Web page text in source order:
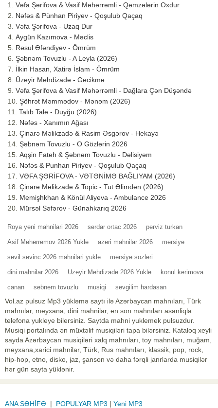
Vəfa Şərifova & Vasif Məhərrəmli - Qəmzələrin Oxdur
Nəfəs & Pünhan Piriyev - Qoşulub Qaçaq
Vəfa Şərifova - Uzaq Dur
Aygün Kazımova - Məclis
Rəsul Əfəndiyev - Ömrüm
Şəbnəm Tovuzlu - A Leyla (2026)
İlkin Hasan, Xatirə İslam - Ömrüm
Üzeyir Mehdizadə - Gecikmə
Vəfa Şərifova & Vasif Məhərrəmli - Dağlara Çən Düşəndə
Şöhrət Məmmədov - Mənəm (2026)
Talıb Tale - Duyğu (2026)
Nəfəs - Xanımın Ağası
Çinarə Məlikzadə & Rasim Əsgərov - Hekayə
Şəbnəm Tovuzlu - O Gözlərin 2026
Aqşin Fateh & Şəbnəm Tovuzlu - Dəlisiyəm
Nəfəs & Punhan Piriyev - Qoşulub Qaçaq
VƏFA ŞƏRİFOVA - VƏTƏNİMƏ BAĞLIYAM (2026)
Çinarə Məlikzade & Topic - Tut Əlimdən (2026)
Memişhkhan & Könül Aliyeva - Ambulance 2026
Mürsəl Səfərov - Günahkarıq 2026
Roya yeni mahnilari 2026 serdar ortac 2026 perviz turkan
Asif Meherremov 2026 Yukle azeri mahnilar 2026 mersiye
sevil sevinc 2026 mahnilari yukle mersiye sozleri
dini mahnilar 2026 Uzeyir Mehdizade 2026 Yukle konul kerimova
canan sebnem tovuzlu musiqi sevgilim hardasan
Vol.az pulsuz Mp3 yükləmə saytı ilə Azərbaycan mahnıları, Türk
mahnılar, meyxana, dini mahnilar, en son mahnıları asanliqla
telefona yukleye bilersiniz. Saytda mahni yuklemek pulsuzdur.
Musiqi portalında ən müxtəlif musiqiləri tapa bilərsiniz. Kataloq xeyli
sayda Azərbaycan musiqiləri xalq mahnıları, toy mahnıları, muğam,
meyxana,xarici mahnilar, Türk, Rus mahnıları, klassik, pop, rock,
hip-hop, etno, disko, jaz, şanson və daha fərqli janrlarda musiqilər
hər gün sayta yüklənir.
ANA SƏHİFƏ | POPULYAR MP3 | Yeni MP3